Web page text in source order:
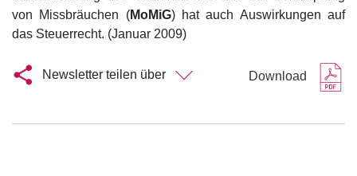
von Missbräuchen (MoMiG) hat auch Auswirkungen auf
das Steuerrecht. (Januar 2009)
Newsletter teilen über Download